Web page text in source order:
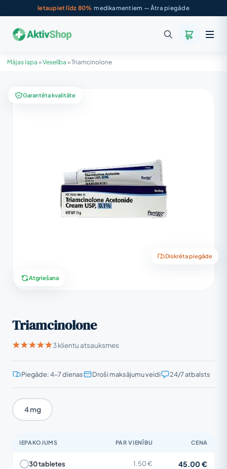
Ietaupiet līdz 80% medikamentiem — Ātra piegāde
Mājas lapa »Veselība »Triamcinolone
Garantēta kvalitāte
Diskrēta piegāde
Atgriešana
Triamcinolone
3 klientu atsauksmes
Piegāde: 4–7 dienas Droši maksājumu veidi 24/7 atbalsts
4 mg
IEPAKOJUMS PAR VIENĪBU CENA
30 tabletes 1.50 € 45.00 €